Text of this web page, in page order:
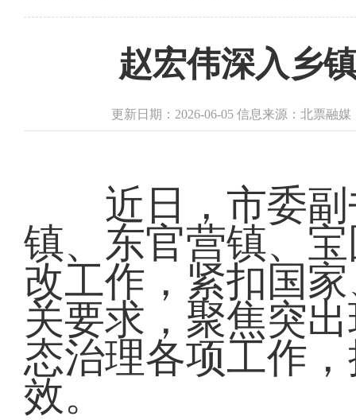
赵宏伟深入乡
更新日期：2026-06-05 信息来源：北票融
近日，市委副
镇、东官营镇、
改工作，紧扣国
关要求，聚焦突
态治理各项工作
效。